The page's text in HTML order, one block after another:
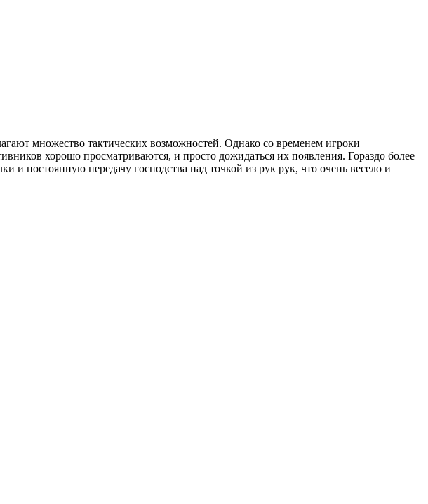
множество тактических возможностей. Однако со временем игроки
хорошо просматриваются, и просто дожидаться их появления. Гораздо более
и постоянную передачу господства над точкой из рук рук, что очень весело и